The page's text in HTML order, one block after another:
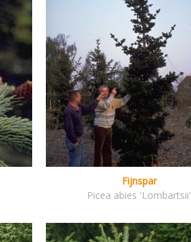
Fijnspar
Picea abies 'Lombartsii'